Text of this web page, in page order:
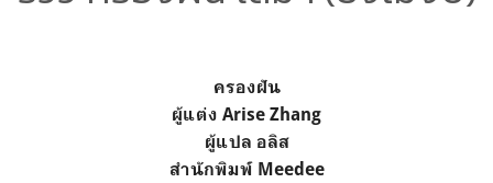
ครองฝัน
ผู้แต่ง Arise Zhang
ผู้แปล อลิส
สำนักพิมพ์ Meedee